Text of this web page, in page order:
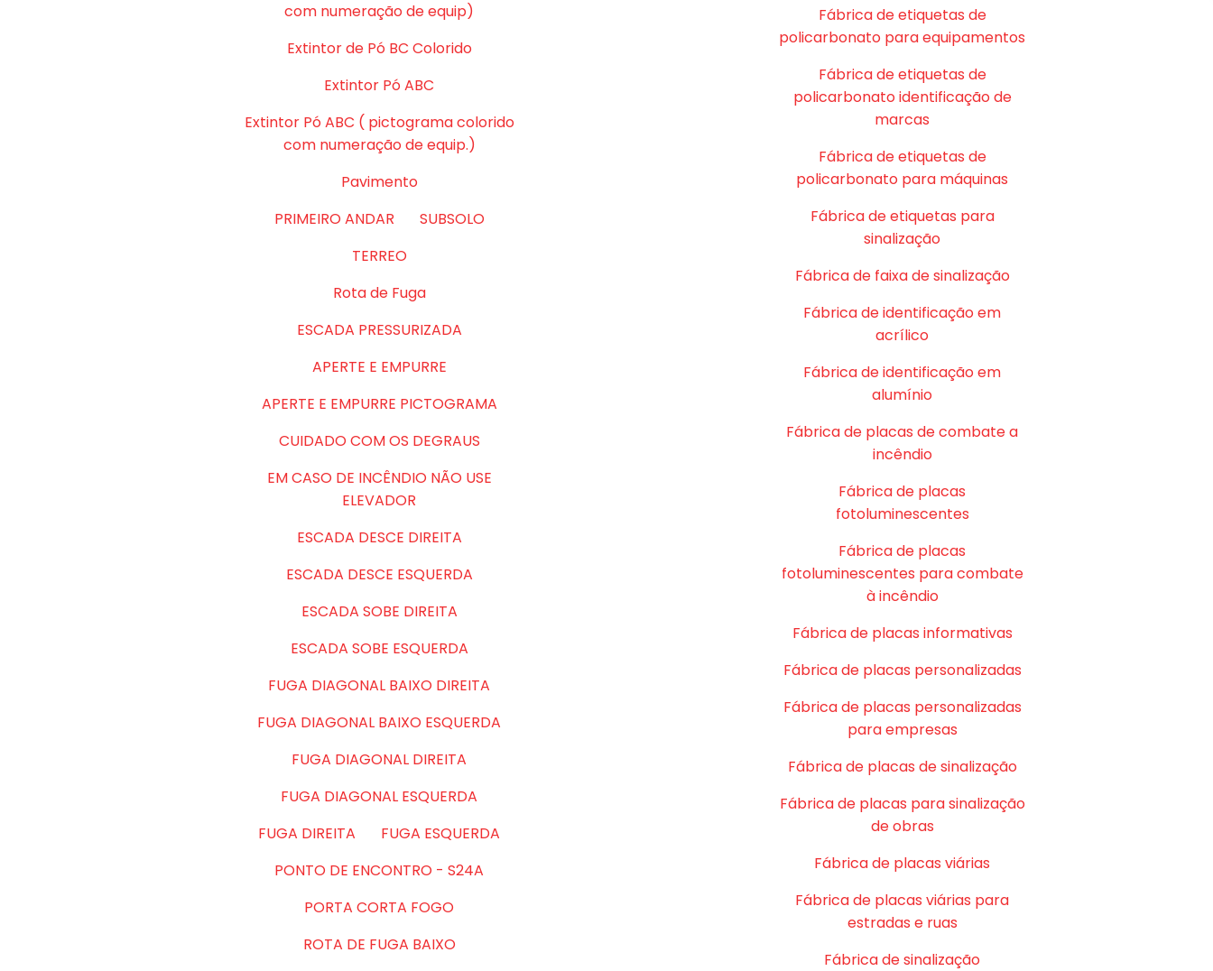
com numeração de equip)
Extintor de Pó BC Colorido
Extintor Pó ABC
Extintor Pó ABC ( pictograma colorido
com numeração de equip.)
Pavimento
PRIMEIRO ANDAR
SUBSOLO
TERREO
Rota de Fuga
ESCADA PRESSURIZADA
APERTE E EMPURRE
APERTE E EMPURRE PICTOGRAMA
CUIDADO COM OS DEGRAUS
EM CASO DE INCÊNDIO NÃO USE
ELEVADOR
ESCADA DESCE DIREITA
ESCADA DESCE ESQUERDA
ESCADA SOBE DIREITA
ESCADA SOBE ESQUERDA
FUGA DIAGONAL BAIXO DIREITA
FUGA DIAGONAL BAIXO ESQUERDA
FUGA DIAGONAL DIREITA
FUGA DIAGONAL ESQUERDA
FUGA DIREITA
FUGA ESQUERDA
PONTO DE ENCONTRO - S24A
PORTA CORTA FOGO
ROTA DE FUGA BAIXO
Fábrica de etiquetas de
policarbonato para equipamentos
Fábrica de etiquetas de
policarbonato identificação de
marcas
Fábrica de etiquetas de
policarbonato para máquinas
Fábrica de etiquetas para
sinalização
Fábrica de faixa de sinalização
Fábrica de identificação em
acrílico
Fábrica de identificação em
alumínio
Fábrica de placas de combate a
incêndio
Fábrica de placas
fotoluminescentes
Fábrica de placas
fotoluminescentes para combate
à incêndio
Fábrica de placas informativas
Fábrica de placas personalizadas
Fábrica de placas personalizadas
para empresas
Fábrica de placas de sinalização
Fábrica de placas para sinalização
de obras
Fábrica de placas viárias
Fábrica de placas viárias para
estradas e ruas
Fábrica de sinalização